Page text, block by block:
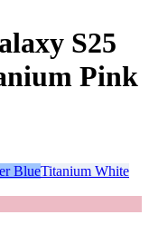
S25
Pink
BlueTitanium White